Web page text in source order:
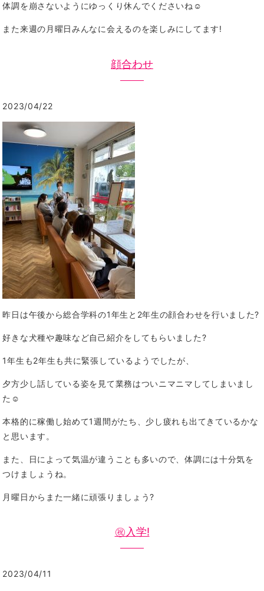
体調を崩さないようにゆっくり休んでくださいね☺️
また来週の月曜日みんなに会えるのを楽しみにしてます!
顔合わせ
2023/04/22
昨日は午後から総合学科の1年生と2年生の顔合わせを行いました?
好きな犬種や趣味など自己紹介をしてもらいました?
1年生も2年生も共に緊張しているようでしたが、
夕方少し話している姿を見て業務はついニマニマしてしまいまし
た☺️
本格的に稼働し始めて1週間がたち、少し疲れも出てきているかな
と思います。
また、日によって気温が違うことも多いので、体調には十分気を
つけましょうね。
月曜日からまた一緒に頑張りましょう?
㊗️入学!
2023/04/11